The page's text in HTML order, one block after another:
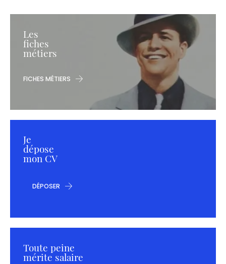
Les
fiches
métiers
FICHES MÉTIERS
Je
dépose
mon CV
DÉPOSER
Toute peine
mérite salaire